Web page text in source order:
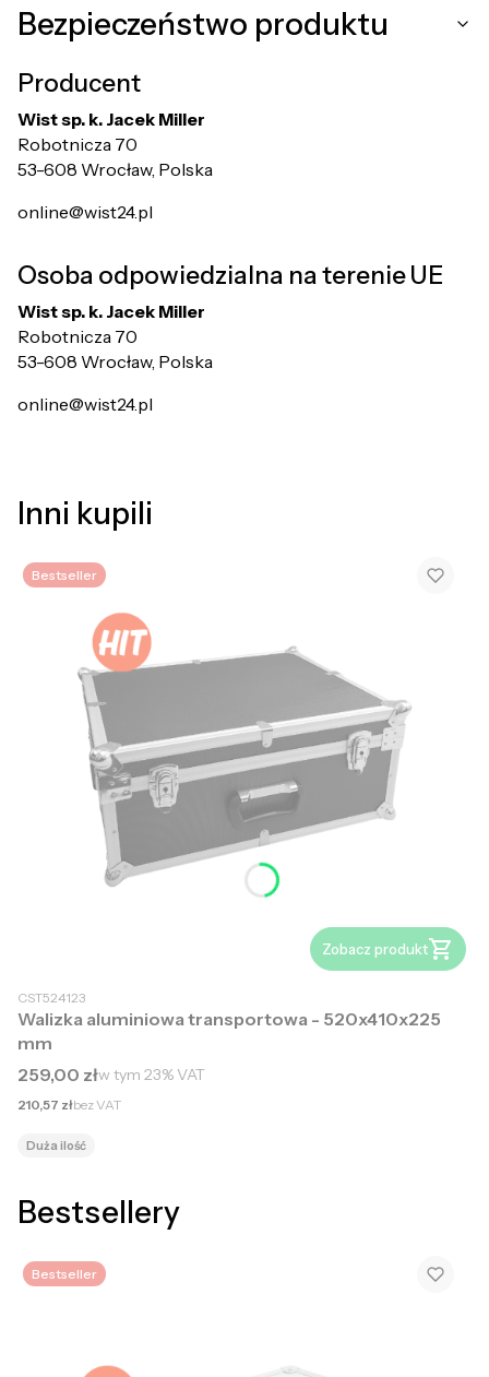
Bezpieczeństwo produktu
Producent
Wist sp. k. Jacek Miller
Robotnicza 70
53-608 Wrocław, Polska
online@wist24.pl
Osoba odpowiedzialna na terenie UE
Wist sp. k. Jacek Miller
Robotnicza 70
53-608 Wrocław, Polska
online@wist24.pl
Inni kupili
Bestseller
Zobacz produkt
CST524123
Walizka aluminiowa transportowa - 520x410x225
mm
Cena brutto
259,00 złw tym 23%VAT
Cena netto
210,57 złbez VAT
Duża ilość
Bestsellery
Bestseller